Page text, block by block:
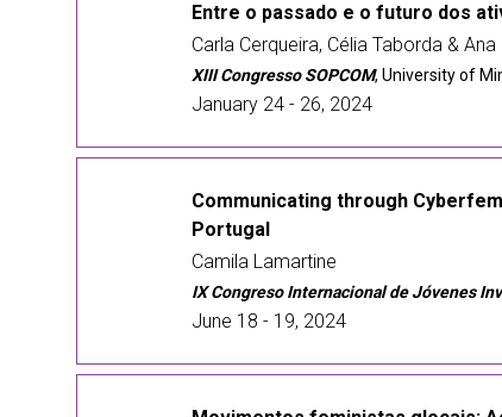
Entre o passado e o futuro dos
Carla Cerqueira, Célia Taborda &
XIII Congresso SOPCOM, University of
January 24 - 26, 2024
Communicating through
Portugal
Camila Lamartine
IX Congreso Internacional de Jóvenes
June 18 - 19, 2024